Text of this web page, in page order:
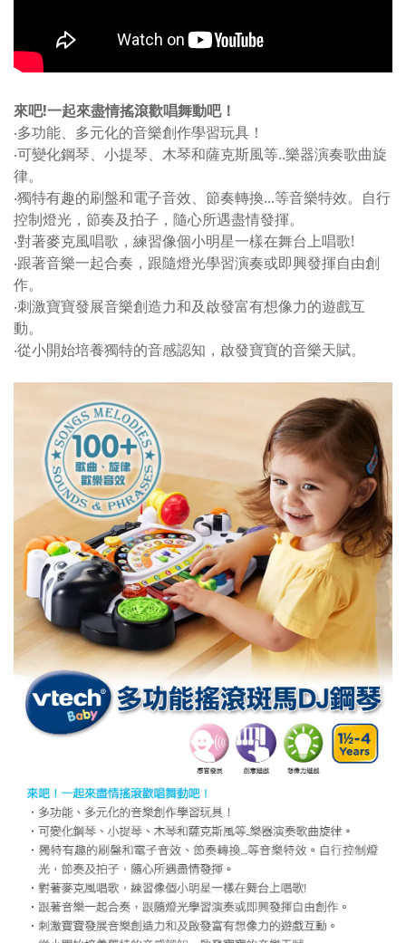
來吧!一起來盡情搖滾歡唱舞動吧！
‧多功能、多元化的音樂創作學習玩具！
‧可變化鋼琴、小提琴、木琴和薩克斯風等..樂器演奏歌曲旋
律。
‧獨特有趣的刷盤和電子音效、節奏轉換...等音樂特效。自行
控制燈光，節奏及拍子，隨心所遇盡情發揮。
‧對著麥克風唱歌，練習像個小明星一樣在舞台上唱歌!
‧跟著音樂一起合奏，跟隨燈光學習演奏或即興發揮自由創
作。
‧刺激寶寶發展音樂創造力和及啟發富有想像力的遊戲互
動。
‧從小開始培養獨特的音感認知，啟發寶寶的音樂天賦。